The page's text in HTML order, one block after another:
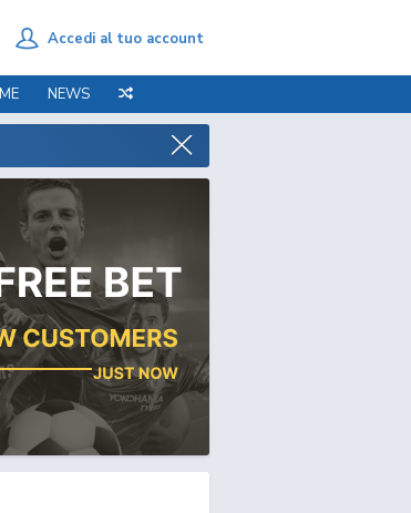
Accedi al tuo account
NEWS